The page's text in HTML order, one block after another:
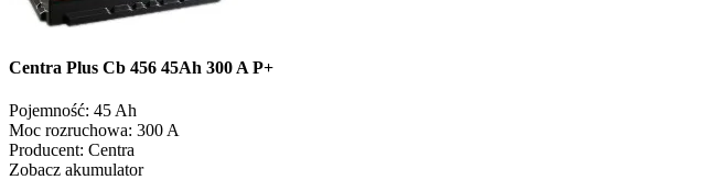
Centra Plus Cb 456 45Ah 300 A P+
Pojemność: 45 Ah
Moc rozruchowa: 300 A
Producent: Centra
Zobacz akumulator